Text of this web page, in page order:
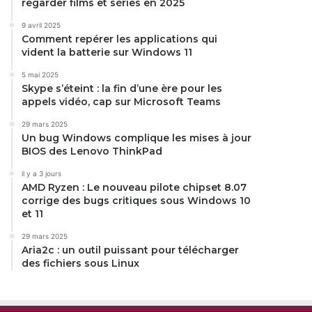
regarder films et séries en 2025
9 avril 2025
Comment repérer les applications qui
vident la batterie sur Windows 11
5 mai 2025
Skype s’éteint : la fin d’une ère pour les
appels vidéo, cap sur Microsoft Teams
29 mars 2025
Un bug Windows complique les mises à jour
BIOS des Lenovo ThinkPad
il y a 3 jours
AMD Ryzen : Le nouveau pilote chipset 8.07
corrige des bugs critiques sous Windows 10
et 11
29 mars 2025
Aria2c : un outil puissant pour télécharger
des fichiers sous Linux